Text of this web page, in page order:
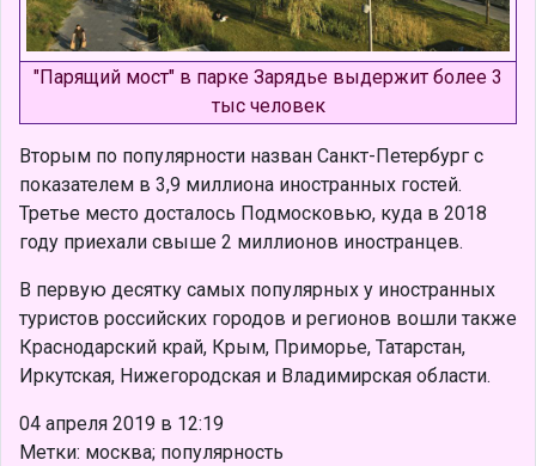
"Парящий мост" в парке Зарядье выдержит более 3
тыс человек
Вторым по популярности назван Санкт-Петербург с
показателем в 3,9 миллиона иностранных гостей.
Третье место досталось Подмосковью, куда в 2018
году приехали свыше 2 миллионов иностранцев.
В первую десятку самых популярных у иностранных
туристов российских городов и регионов вошли также
Краснодарский край, Крым, Приморье, Татарстан,
Иркутская, Нижегородская и Владимирская области.
04 апреля 2019 в 12:19
Метки: москва; популярность